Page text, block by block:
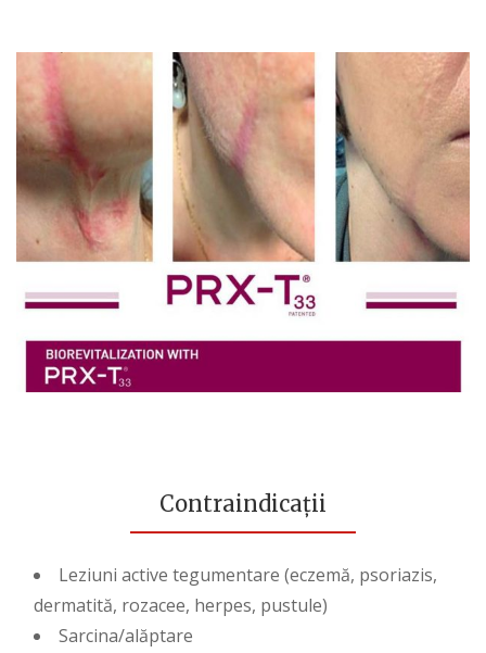
Contraindicații
Leziuni active tegumentare (eczemă, psoriazis,
dermatită, rozacee, herpes, pustule)
Sarcina/alăptare